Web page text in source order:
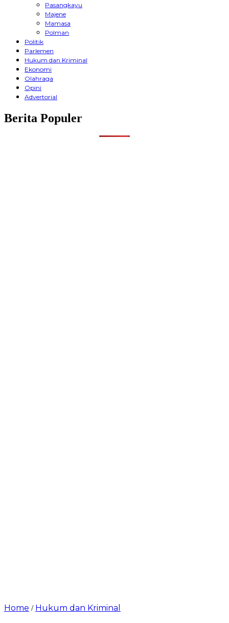
Pasangkayu
Majene
Mamasa
Polman
Politik
Parlemen
Hukum dan Kriminal
Ekonomi
Olahraga
Opini
Advertorial
Berita Populer
Home / Hukum dan Kriminal